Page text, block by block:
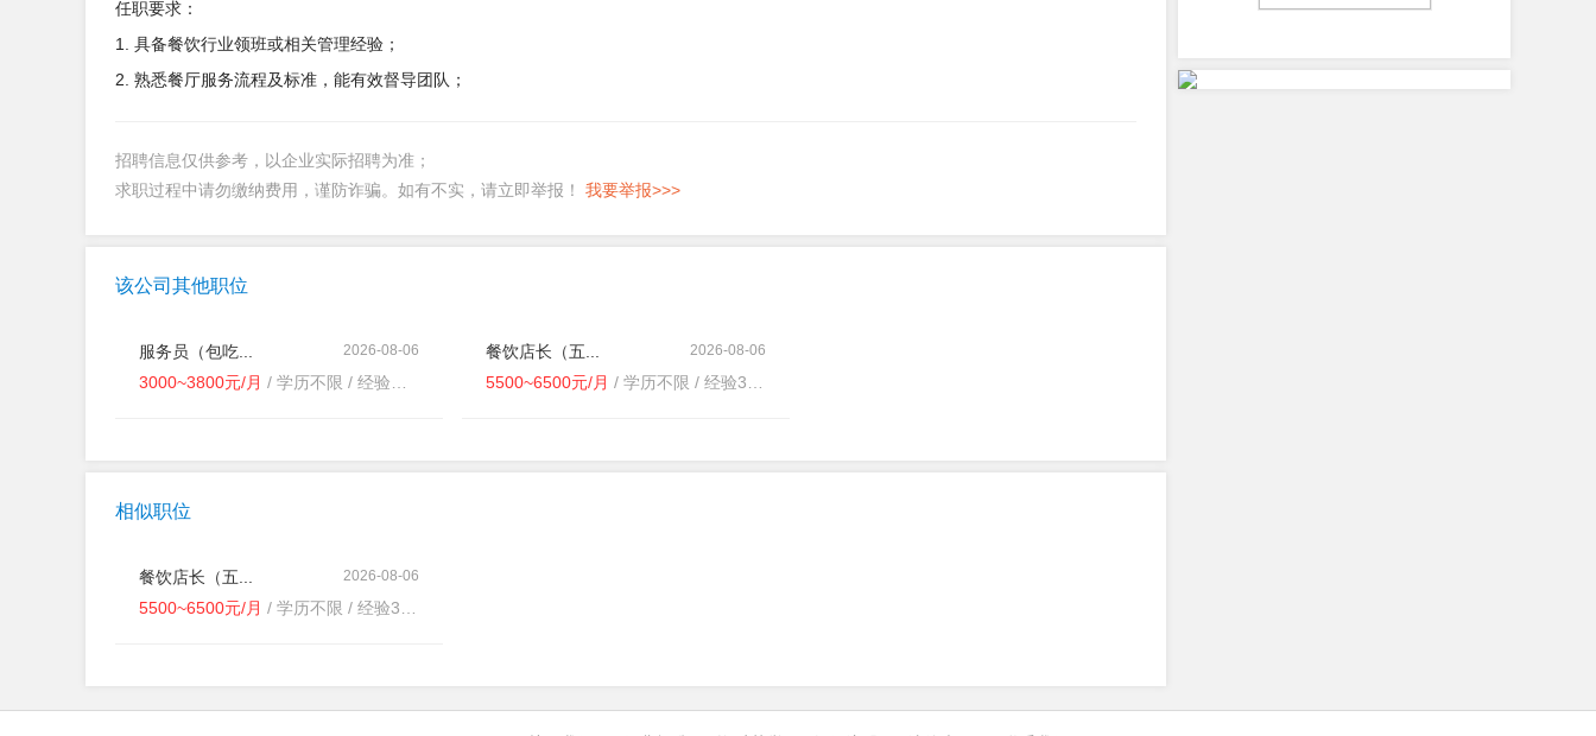
任职要求：
1. 具备餐饮行业领班或相关管理经验；
2. 熟悉餐厅服务流程及标准，能有效督导团队；
招聘信息仅供参考，以企业实际招聘为准；
求职过程中请勿缴纳费用，谨防诈骗。如有不实，请立即举报！ 我要举报>>>
该公司其他职位
2026-08-06
服务员（包吃...
3000~3800元/月 / 学历不限 / 经验不限
2026-08-06
餐饮店长（五...
5500~6500元/月 / 学历不限 / 经验3-5年
相似职位
2026-08-06
餐饮店长（五...
5500~6500元/月 / 学历不限 / 经验3-5年